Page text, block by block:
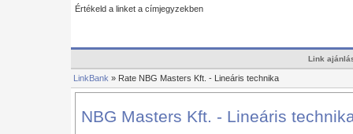
Értékeld a linket a címjegyzekben
Link
LinkBank » Rate NBG Masters Kft. - Lineáris technika
NBG Masters Kft. - Lineáris